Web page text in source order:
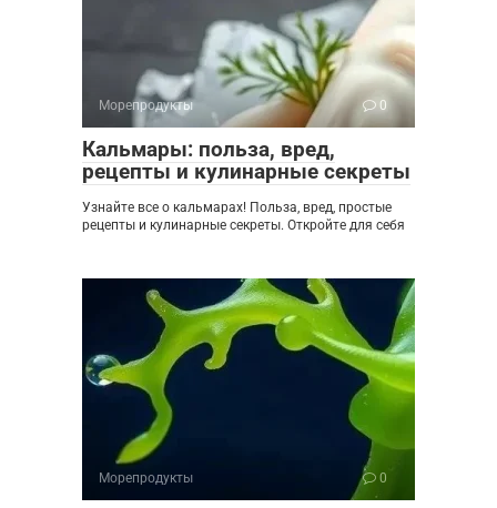
Морепродукты 0
Кальмары: польза, вред,
рецепты и кулинарные секреты
Узнайте все о кальмарах! Польза, вред, простые
рецепты и кулинарные секреты. Откройте для себя
Морепродукты 0